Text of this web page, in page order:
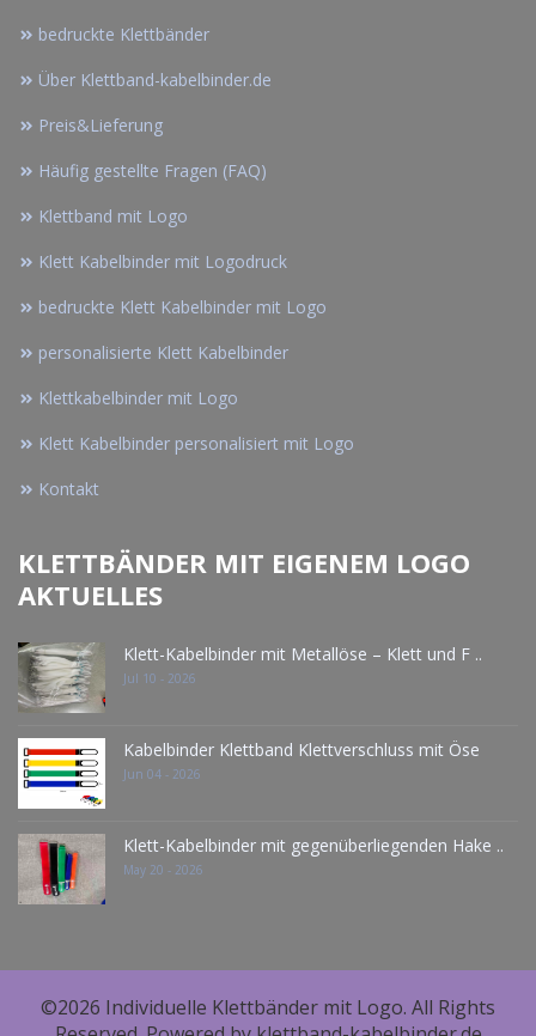
bedruckte Klettbänder
Über Klettband-kabelbinder.de
Preis&Lieferung
Häufig gestellte Fragen (FAQ)
Klettband mit Logo
Klett Kabelbinder mit Logodruck
bedruckte Klett Kabelbinder mit Logo
personalisierte Klett Kabelbinder
Klettkabelbinder mit Logo
Klett Kabelbinder personalisiert mit Logo
Kontakt
KLETTBÄNDER MIT EIGENEM LOGO
AKTUELLES
Klett-Kabelbinder mit Metallöse – Klett und F ..
Jul 10 - 2026
Kabelbinder Klettband Klettverschluss mit Öse
Jun 04 - 2026
Klett-Kabelbinder mit gegenüberliegenden Hake ..
May 20 - 2026
©2026 Individuelle Klettbänder mit Logo. All Rights